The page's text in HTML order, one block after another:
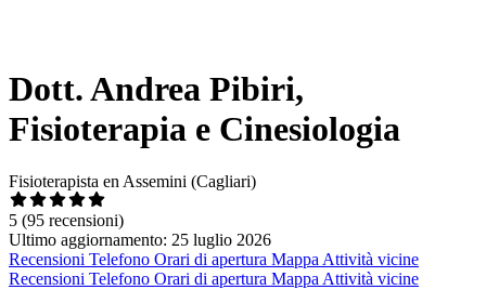
Dott. Andrea Pibiri,
Fisioterapia e Cinesiologia
Fisioterapista en Assemini (Cagliari)
5 (95 recensioni)
Ultimo aggiornamento: 25 luglio 2026
Recensioni Telefono Orari di apertura Mappa Attività vicine
Recensioni Telefono Orari di apertura Mappa Attività vicine